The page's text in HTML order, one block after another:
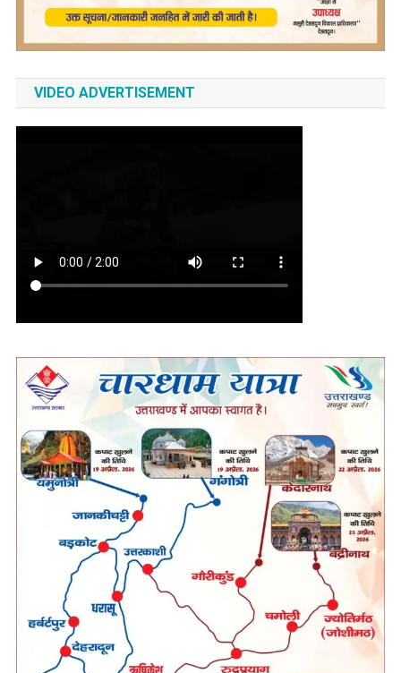
VIDEO ADVERTISEMENT